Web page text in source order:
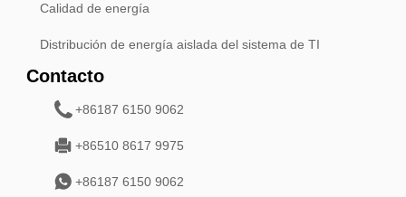
Calidad de energía
Distribución de energía aislada del sistema de TI
Contacto
+86187 6150 9062
+86510 8617 9975
+86187 6150 9062